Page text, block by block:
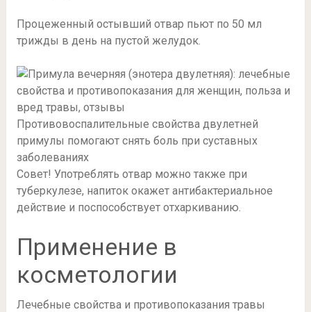
Процеженный остывший отвар пьют по 50 мл
трижды в день на пустой желудок.
Противовоспалительные свойства двулетней
примулы помогают снять боль при суставных
заболеваниях
Совет! Употреблять отвар можно также при
туберкулезе, напиток окажет антибактериальное
действие и поспособствует отхаркиванию.
Применение в
косметологии
Лечебные свойства и противопоказания травы